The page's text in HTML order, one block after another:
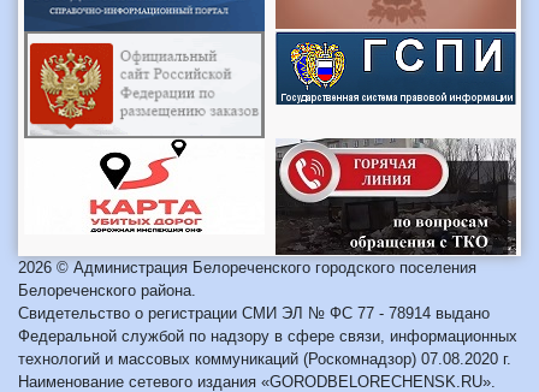
2026 © Администрация Белореченского городского поселения
Белореченского района.
Свидетельство о регистрации СМИ ЭЛ № ФС 77 - 78914 выдано
Федеральной службой по надзору в сфере связи, информационных
технологий и массовых коммуникаций (Роскомнадзор) 07.08.2020 г.
Наименование сетевого издания «GORODBELORECHENSK.RU».